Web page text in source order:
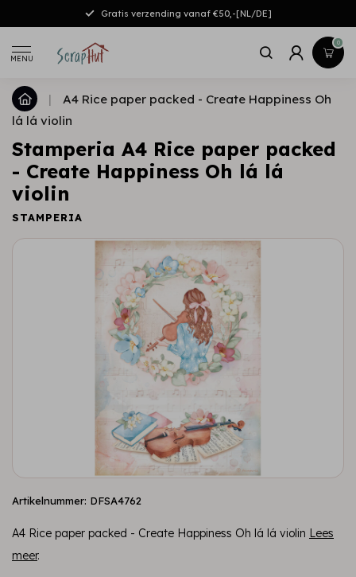
Gratis verzending vanaf €50,-[NL/DE]
MENU
0
|
A4 Rice paper packed - Create Happiness Oh
lá lá violin
Stamperia A4 Rice paper packed
- Create Happiness Oh lá lá
violin
STAMPERIA
Artikelnummer: DFSA4762
A4 Rice paper packed - Create Happiness Oh lá lá violin Lees
meer.